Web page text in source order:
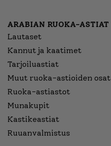
ARABIAN RUOKA-ASTIAT
Lautaset
Kannut ja kaatimet
Tarjoiluastiat
Muut ruoka-astioiden osat
Ruoka-astiastot
Munakupit
Kastikeastiat
Ruuanvalmistus